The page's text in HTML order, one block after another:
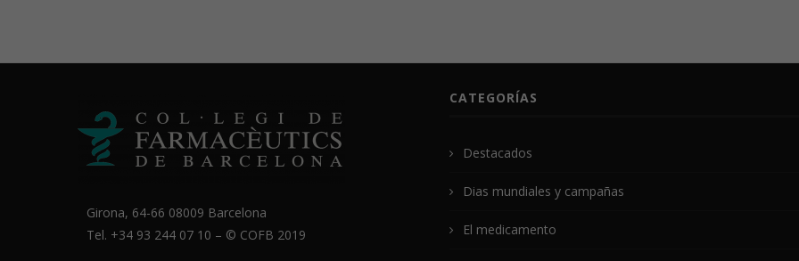
Girona, 64-66 08009 Barcelona
Tel. +34 93 244 07 10 – © COFB 2019
CATEGORÍAS
Destacados
Dias mundiales y campañas
El medicamento